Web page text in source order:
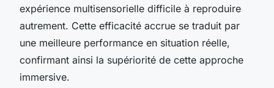
expérience multisensorielle difficile à reproduire
autrement. Cette efficacité accrue se traduit par
une meilleure performance en situation réelle,
confirmant ainsi la supériorité de cette approche
immersive.